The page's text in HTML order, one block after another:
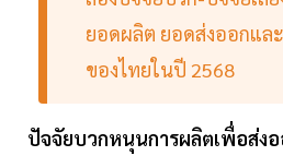
ยอดผลิต ยอดส่งออกแล
ของไทยในปี 2568
ปัจจัยบวกหนุนการผลิตเพื่อส่ง